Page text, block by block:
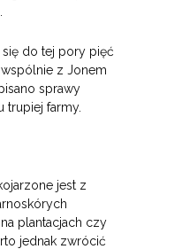
się do tej pory pięć
wspólnie z Jonem
sprawy
trupiej farmy.
jest z
plantacjach czy
jednak zwrócić